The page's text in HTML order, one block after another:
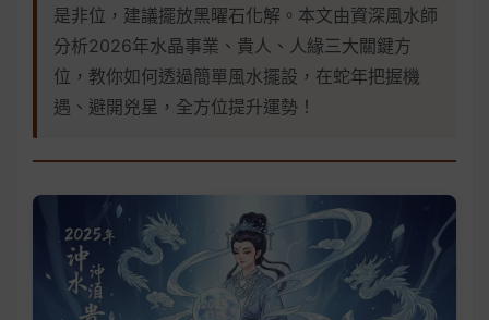
是非位，建議擺放黑曜石化解。本文由資深風水師
分析2026年水晶事業、貴人、人緣三大關鍵方
位，教你如何透過簡單風水擺設，在蛇年把握機
遇、避開兇星，全方位提升運勢！